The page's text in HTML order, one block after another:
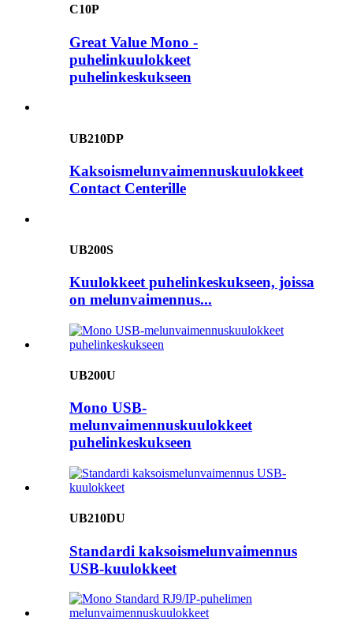
C10P
Great Value Mono -
puhelinkuulokkeet
puhelinkeskukseen
UB210DP
Kaksoismelunvaimennuskuulokkeet
Contact Centerille
UB200S
Kuulokkeet puhelinkeskukseen, joissa
on melunvaimennus...
UB200U
Mono USB-
melunvaimennuskuulokkeet
puhelinkeskukseen
UB210DU
Standardi kaksoismelunvaimennus
USB-kuulokkeet